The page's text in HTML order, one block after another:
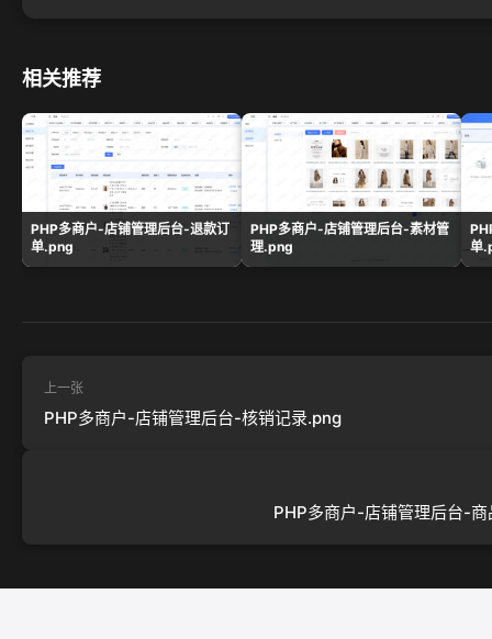
相关推荐
PHP多商户-店铺管理后台-退款订
单.png
PHP多商户-店铺管理后台-素材管
理.png
单
上一张
PHP多商户-店铺管理后台-核销记录.png
PHP多商户-店铺管理后台-